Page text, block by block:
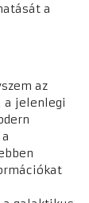
a
az
a jelenlegi